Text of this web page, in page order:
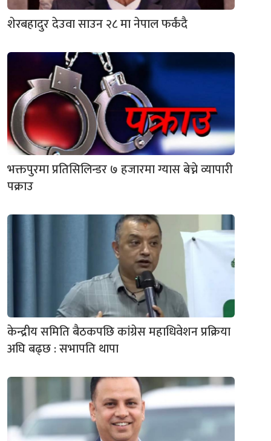
शेरबहादुर देउवा साउन २८ मा नेपाल फर्कंदै
भक्तपुरमा प्रतिसिलिन्डर ७ हजारमा ग्यास बेच्ने व्यापारी
पक्राउ
केन्द्रीय समिति बैठकपछि कांग्रेस महाधिवेशन प्रक्रिया
अघि बढ्छ : सभापति थापा